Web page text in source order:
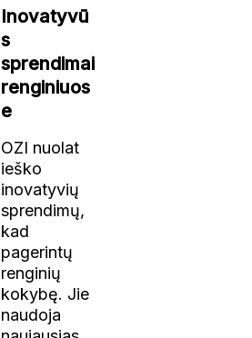
Inovatyvū
s
sprendimai
renginiuos
e
OZI nuolat
ieško
inovatyvių
sprendimų,
kad
pagerintų
renginių
kokybę. Jie
naudoja